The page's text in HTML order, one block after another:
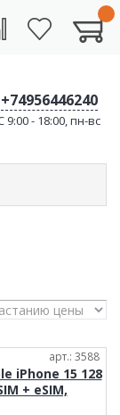
+74956446240
9:00 - 18:00, пн-вс
арт.: 3588
iPhone 15 128
+ eSIM,